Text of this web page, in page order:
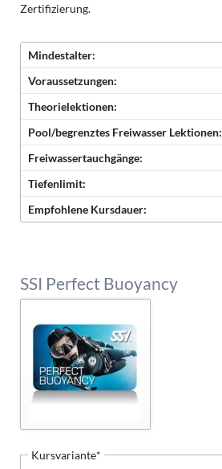
Zertifizierung.
Mindestalter:
Voraussetzungen:
Theorielektionen:
Pool/begrenztes Freiwasser Lektionen:
Freiwassertauchgänge:
Tiefenlimit:
Empfohlene Kursdauer:
SSI Perfect Buoyancy
Pflichtfeld
Kursvariante*